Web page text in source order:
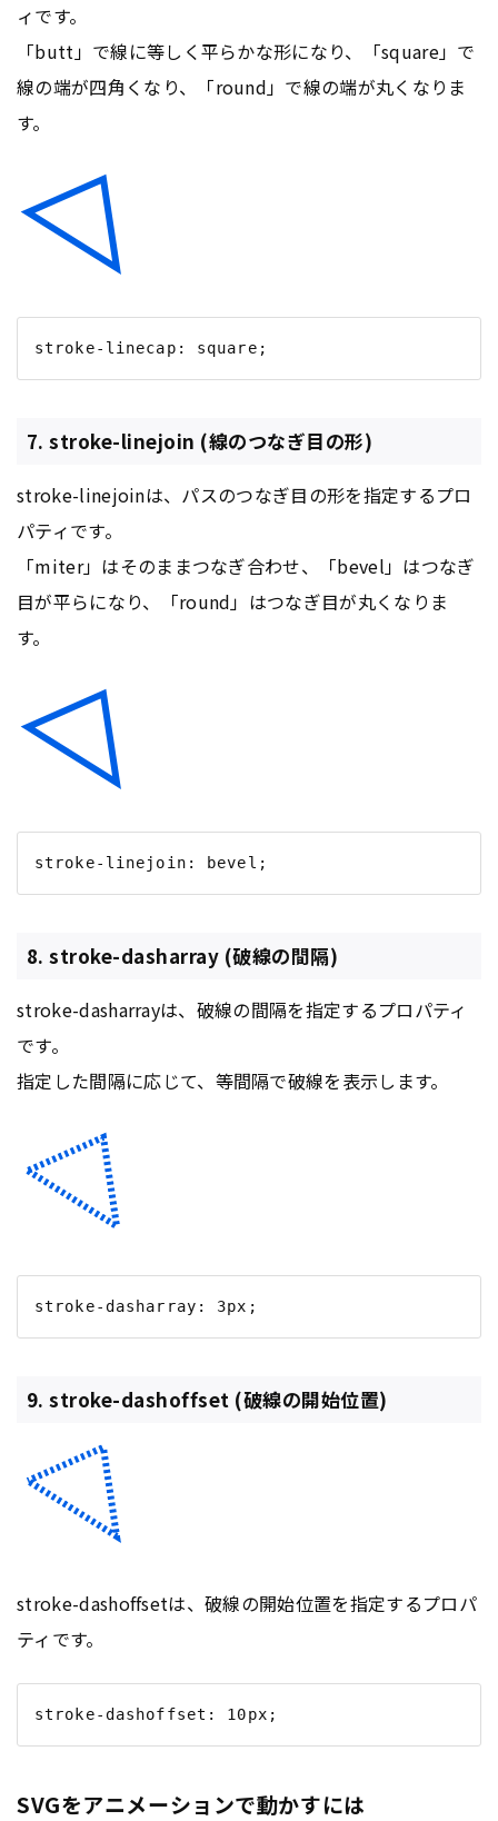
ィです。
「butt」で線に等しく平らかな形になり、「square」で
線の端が四角くなり、「round」で線の端が丸くなりま
す。
7. stroke-linejoin (線のつなぎ目の形)
stroke-linejoinは、パスのつなぎ目の形を指定するプロ
パティです。
「miter」はそのままつなぎ合わせ、「bevel」はつなぎ
目が平らになり、「round」はつなぎ目が丸くなりま
す。
8. stroke-dasharray (破線の間隔)
stroke-dasharrayは、破線の間隔を指定するプロパティ
です。
指定した間隔に応じて、等間隔で破線を表示します。
9. stroke-dashoffset (破線の開始位置)
stroke-dashoffsetは、破線の開始位置を指定するプロパ
ティです。
SVGをアニメーションで動かすには